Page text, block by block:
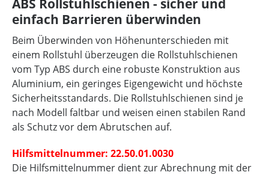
ABS Rollstuhlschienen - sicher und
einfach Barrieren überwinden
Beim Überwinden von Höhenunterschieden mit
einem Rollstuhl überzeugen die Rollstuhlschienen
vom Typ ABS durch eine robuste Konstruktion aus
Aluminium, ein geringes Eigengewicht und höchste
Sicherheitsstandards. Die Rollstuhlschienen sind je
nach Modell faltbar und weisen einen stabilen Rand
als Schutz vor dem Abrutschen auf.
Hilfsmittelnummer: 22.50.01.0030
Die Hilfsmittelnummer dient zur Abrechnung mit der